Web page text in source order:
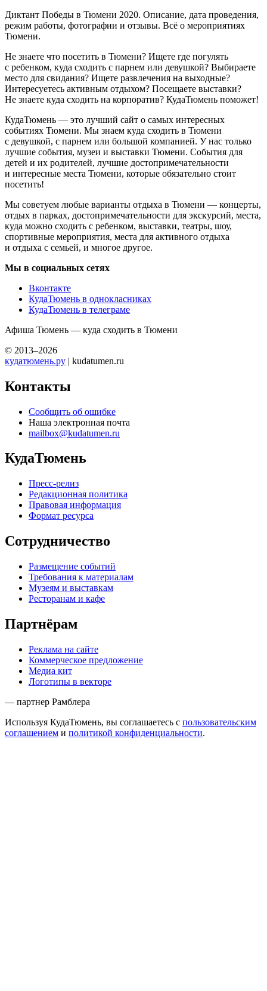
Диктант Победы в Тюмени 2020. Описание, дата проведения,
режим работы, фотографии и отзывы. Всё о мероприятиях
Тюмени.
Не знаете что посетить в Тюмени? Ищете где погулять
с ребенком, куда сходить с парнем или девушкой? Выбираете
место для свидания? Ищете развлечения на выходные?
Интересуетесь активным отдыхом? Посещаете выставки?
Не знаете куда сходить на корпоратив? КудаТюмень поможет!
КудаТюмень — это лучший сайт о самых интересных
событиях Тюмени. Мы знаем куда сходить в Тюмени
с девушкой, с парнем или большой компанией. У нас только
лучшие события, музеи и выставки Тюмени. События для
детей и их родителей, лучшие достопримечательности
и интересные места Тюмени, которые обязательно стоит
посетить!
Мы советуем любые варианты отдыха в Тюмени — концерты,
отдых в парках, достопримечательности для экскурсий, места,
куда можно сходить с ребенком, выставки, театры, шоу,
спортивные мероприятия, места для активного отдыха
и отдыха с семьей, и многое другое.
Мы в социальных сетях
Вконтакте
КудаТюмень в однокласниках
КудаТюмень в телеграме
Афиша Тюмень — куда сходить в Тюмени
© 2013–2026
кудатюмень.ру | kudatumen.ru
Контакты
Сообщить об ошибке
Наша электронная почта
mailbox@kudatumen.ru
КудаТюмень
Пресс-релиз
Редакционная политика
Правовая информация
Формат ресурса
Сотрудничество
Размещение событий
Требования к материалам
Музеям и выставкам
Ресторанам и кафе
Партнёрам
Реклама на сайте
Коммерческое предложение
Медиа кит
Логотипы в векторе
— партнер Рамблера
Используя КудаТюмень, вы соглашаетесь с пользовательским
соглашением и политикой конфиденциальности.